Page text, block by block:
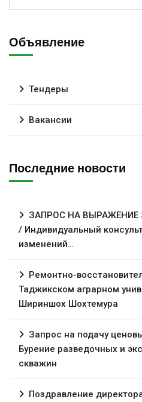
Объявление
Тендеры
Вакансии
Последние новости
ЗАПРОС НА ВЫРАЖЕНИЕ
/ Индивидуальный
изменений…
Ремонтно-
Таджикском аграрном
Шириншох Шохтемура
Запрос на подачу
Бурение разведочных и
скважин
Поздравление